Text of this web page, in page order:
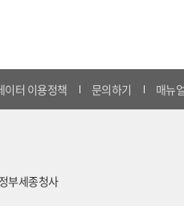
이터 이용정책 문의하기 매뉴
부세종청사